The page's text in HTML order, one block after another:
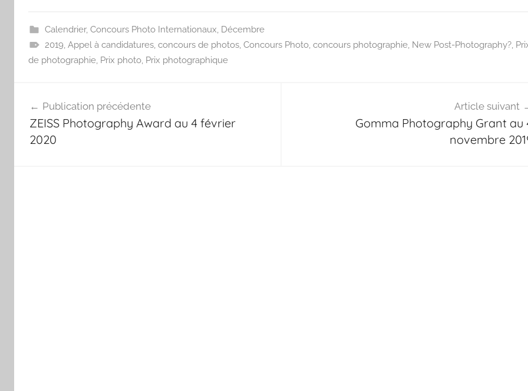
Calendrier, Concours Photo Internationaux, Décembre
2019, Appel à candidatures, concours de photos, Concours Photo, concours photographie, New Post-Photography?,
de photographie, Prix photo, Prix photographique
de
l’article
Publication précédente
ZEISS Photography Award au 4 février
2020
Article suivant
Gomma Photography Grant au
novembre